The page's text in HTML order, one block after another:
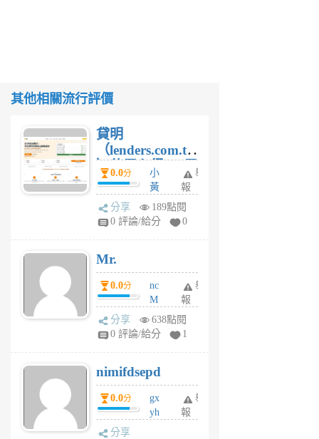
其他相關流行評價
貸明
（lenders.com.tw
）使用心得 — 民
間貸款比較平台
體驗
0.0分
小
黃
蜂
1
舉
報
分享
189點閱
0 評論/給分
0
Mr.
0.0分
nc
M
U
F
U
5
個
月
舉
報
分享
638點閱
0 評論/給分
1
nimifdsepd
0.0分
gx
yh
舉
報
分享